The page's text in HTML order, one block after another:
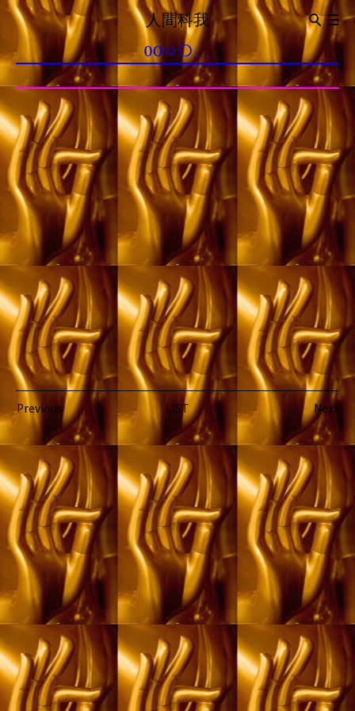
人間科我
ABOUT
Introduction CV
관상이동법觀想移動法
이동전조 異同前兆 이동동작 異同動作 이동통 異同痛
0oㅇ❍..
0 신경구멍 神經洞 o 돌의 힘 石之力
ㅇ보는 돌 觀賞石
❍ 내가 없는 세계 沒有我的世界
..멍멍 梦梦
0Oㅇ❍..
Previous Next
LIST